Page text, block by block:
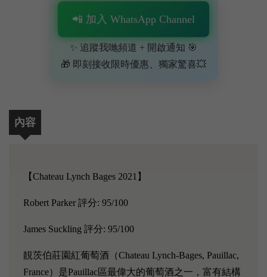
📲 加入 WhatsApp Channel
✨ 追蹤我哋頻道 + 開啟通知 🎯
🎁 即刻接收限時優惠、獨家驚喜💥
內容
【Chateau Lynch Bages 2021】
Robert Parker 評分: 95/100
James Suckling 評分: 95/100
靚茨伯莊園紅葡萄酒（Chateau Lynch-Bages, Pauillac,
France）是Pauillac區最偉大的葡萄酒之一，富有結構